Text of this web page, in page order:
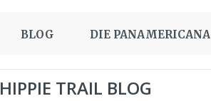
BLOG DIE PANAMERICANA
HIPPIE TRAIL BLOG